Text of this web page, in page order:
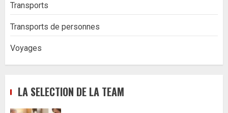
Transports
Transports de personnes
Voyages
LA SELECTION DE LA TEAM